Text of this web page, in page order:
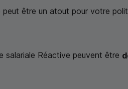
peut être un atout pour votre
salariale Réactive peuvent être